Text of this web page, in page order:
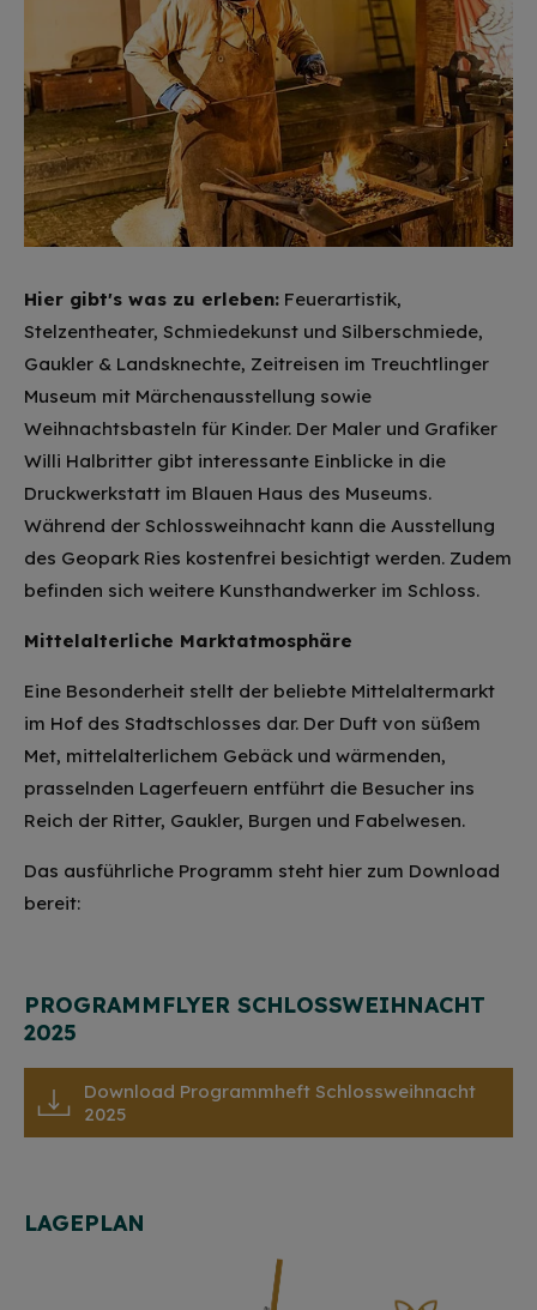
Hier gibt's was zu erleben: Feuerartistik,
Stelzentheater, Schmiedekunst und Silberschmiede,
Gaukler & Landsknechte, Zeitreisen im Treuchtlinger
Museum mit Märchenausstellung sowie
Weihnachtsbasteln für Kinder. Der Maler und Grafiker
Willi Halbritter gibt interessante Einblicke in die
Druckwerkstatt im Blauen Haus des Museums.
Während der Schlossweihnacht kann die Ausstellung
des Geopark Ries kostenfrei besichtigt werden. Zudem
befinden sich weitere Kunsthandwerker im Schloss.
Mittelalterliche Marktatmosphäre
Eine Besonderheit stellt der beliebte Mittelaltermarkt
im Hof des Stadtschlosses dar. Der Duft von süßem
Met, mittelalterlichem Gebäck und wärmenden,
prasselnden Lagerfeuern entführt die Besucher ins
Reich der Ritter, Gaukler, Burgen und Fabelwesen.
Das ausführliche Programm steht hier zum Download
bereit:
PROGRAMMFLYER SCHLOSSWEIHNACHT
2025
Download Programmheft Schlossweihnacht
2025
LAGEPLAN